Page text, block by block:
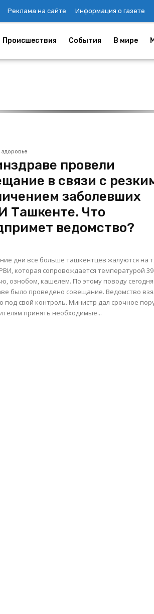
Реклама на сайте Информация о газете
Происшествия События В мире
здоровье
провели
в связи с
заболевших
Ташкенте. Что
ведомство?
дни все больше ташкентцев жалуются на
которая сопровождается температурой
ознобом, кашелем. По этому поводу
было проведено совещание. Ведомство
Министр дал срочное поручение
принять необходимые...